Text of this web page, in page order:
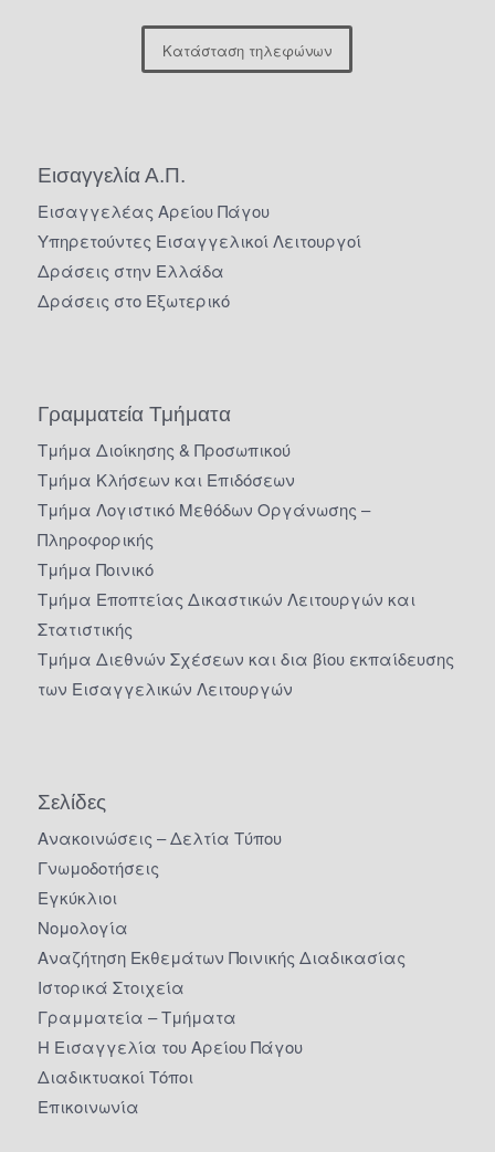
Κατάσταση τηλεφώνων
Εισαγγελία Α.Π.
Εισαγγελέας Αρείου Πάγου
Υπηρετούντες Εισαγγελικοί Λειτουργοί
Δράσεις στην Ελλάδα
Δράσεις στο Εξωτερικό
Γραμματεία Τμήματα
Τμήμα Διοίκησης & Προσωπικού
Τμήμα Κλήσεων και Επιδόσεων
Τμήμα Λογιστικό Μεθόδων Οργάνωσης –
Πληροφορικής
Τμήμα Ποινικό
Τμήμα Εποπτείας Δικαστικών Λειτουργών και
Στατιστικής
Τμήμα Διεθνών Σχέσεων και δια βίου εκπαίδευσης
των Εισαγγελικών Λειτουργών
Σελίδες
Ανακοινώσεις – Δελτία Τύπου
Γνωμοδοτήσεις
Εγκύκλιοι
Νομολογία
Αναζήτηση Εκθεμάτων Ποινικής Διαδικασίας
Ιστορικά Στοιχεία
Γραμματεία – Τμήματα
Η Εισαγγελία του Αρείου Πάγου
Διαδικτυακοί Τόποι
Επικοινωνία